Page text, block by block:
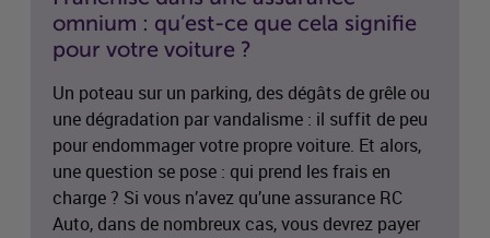
omnium : qu’est-ce que cela signifie
pour votre voiture ?
Un poteau sur un parking, des dégâts de grêle ou
une dégradation par vandalisme : il suffit de peu
pour endommager votre propre voiture. Et alors,
une question se pose : qui prend les frais en
charge ? Si vous n’avez qu’une assurance RC
Auto, dans de nombreux cas, vous devrez payer